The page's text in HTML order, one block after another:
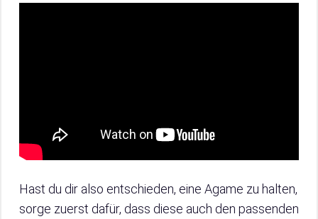
Hast du dir also entschieden, eine Agame zu halten,
sorge zuerst dafür, dass diese auch den passenden